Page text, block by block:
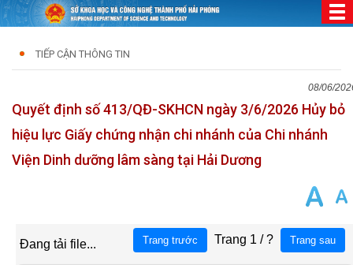
TIẾP CẬN THÔNG TIN
08/06/
Quyết định số 413/QĐ-SKHCN ngày 3/6/2026 Hủy bỏ
hiệu lực Giấy chứng nhận chi nhánh của Chi nhánh
Viện Dinh dưỡng lâm sàng tại Hải Dương